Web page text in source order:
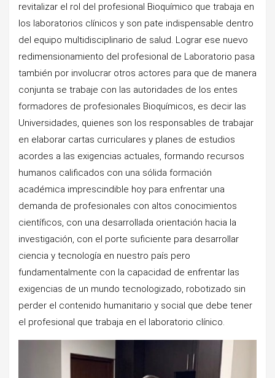
revitalizar el rol del profesional Bioquímico que trabaja en
los laboratorios clínicos y son pate indispensable dentro
del equipo multidisciplinario de salud. Lograr ese nuevo
redimensionamiento del profesional de Laboratorio pasa
también por involucrar otros actores para que de manera
conjunta se trabaje con las autoridades de los entes
formadores de profesionales Bioquímicos, es decir las
Universidades, quienes son los responsables de trabajar
en elaborar cartas curriculares y planes de estudios
acordes a las exigencias actuales, formando recursos
humanos calificados con una sólida formación
académica imprescindible hoy para enfrentar una
demanda de profesionales con altos conocimientos
científicos, con una desarrollada orientación hacia la
investigación, con el porte suficiente para desarrollar
ciencia y tecnología en nuestro país pero
fundamentalmente con la capacidad de enfrentar las
exigencias de un mundo tecnologizado, robotizado sin
perder el contenido humanitario y social que debe tener
el profesional que trabaja en el laboratorio clínico.